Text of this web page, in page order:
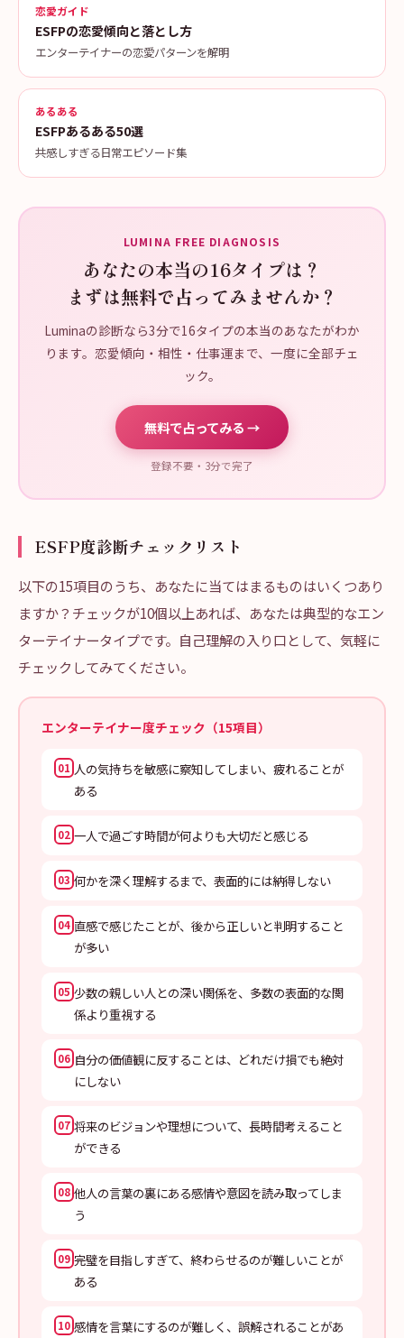
恋愛ガイド
ESFPの恋愛傾向と落とし方
エンターテイナーの恋愛パターンを解明
あるある
ESFPあるある50選
共感しすぎる日常エピソード集
LUMINA FREE DIAGNOSIS
あなたの本当の16タイプは？
まずは無料で占ってみませんか？
Luminaの診断なら3分で16タイプの本当のあなたがわか
ります。恋愛傾向・相性・仕事運まで、一度に全部チェ
ック。
無料で占ってみる →
登録不要・3分で完了
ESFP度診断チェックリスト
以下の15項目のうち、あなたに当てはまるものはいくつあり
ますか？チェックが10個以上あれば、あなたは典型的なエン
ターテイナータイプです。自己理解の入り口として、気軽に
チェックしてみてください。
エンターテイナー度チェック（15項目）
01 人の気持ちを敏感に察知してしまい、疲れることが
ある
02 一人で過ごす時間が何よりも大切だと感じる
03 何かを深く理解するまで、表面的には納得しない
04 直感で感じたことが、後から正しいと判明すること
が多い
05 少数の親しい人との深い関係を、多数の表面的な関
係より重視する
06 自分の価値観に反することは、どれだけ損でも絶対
にしない
07 将来のビジョンや理想について、長時間考えること
ができる
08 他人の言葉の裏にある感情や意図を読み取ってしま
う
09 完璧を目指しすぎて、終わらせるのが難しいことが
ある
10 感情を言葉にするのが難しく、誤解されることがあ